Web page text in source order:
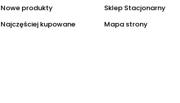
Nowe produkty
Najczęściej kupowane
Sklep Stacjonarny
Mapa strony